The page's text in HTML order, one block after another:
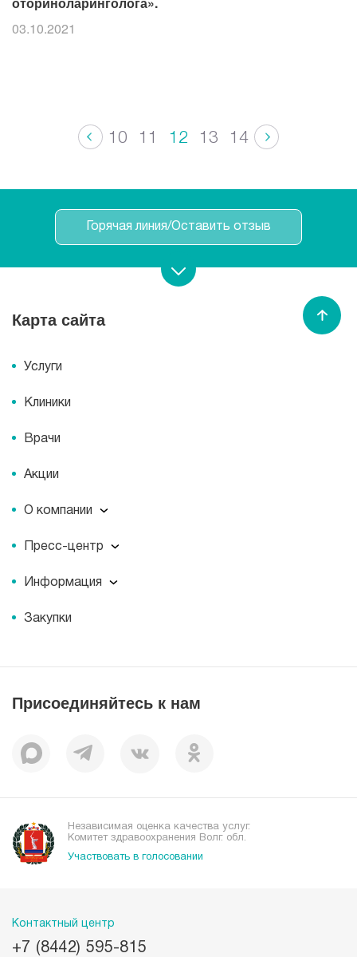
03.10.2021
10 11 12 13 14
Горячая линия/Оставить отзыв
Записаться на прием
Карта сайта
Услуги
Клиники
Врачи
Акции
О компании
О компании
История
Документы
Пациентам
Пресс-центр
Пресс-центр
Журнал для пациентов «МЕДСИ СЕГОДНЯ»
Информация
Информация
Закупки
Присоединяйтесь к нам
Независимая оценка качества услуг.
Комитет здравоохранения Волг. обл.
Участвовать в голосовании
Контактный центр
+7 (8442) 595-815